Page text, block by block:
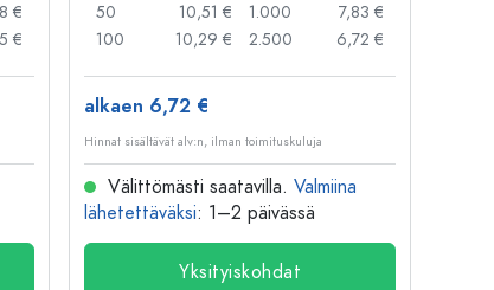
€
€
50
10,51 €
100
10,29 €
1.000
7,83 €
2.500
6,72 €
alkaen 6,72 €
Hinnat sisältävät alv:n, ilman toimituskuluja
Välittömästi saatavilla. Valmiina
lähetettäväksi: 1–2 päivässä
Yksityiskohdat